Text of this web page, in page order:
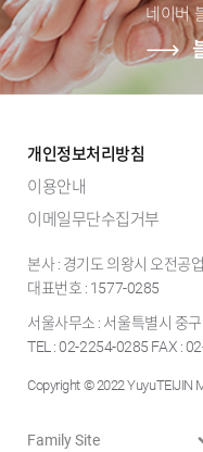
네이버
개인정보처리방침
이용안내
이메일무단수집거부
본사 : 경기도 의왕시 오전공
대표번호 : 1577-0285
서울사무소 : 서울특별시 중
TEL : 02-2254-0285 FAX :
Copyright © 2022 YuyuTEIJIN
Family Site